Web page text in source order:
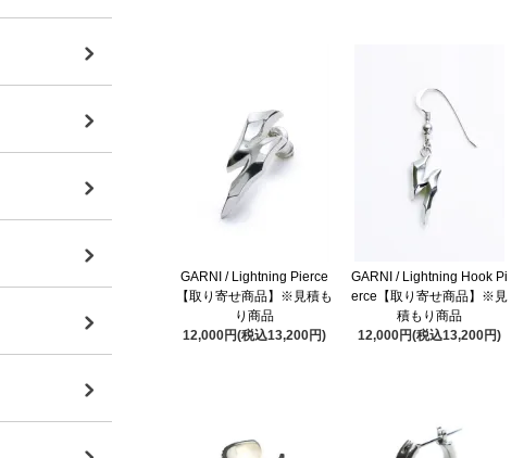
GARNI / Lightning Pierce
【取り寄せ商品】※見積も
り商品
12,000円(税込13,200円)
GARNI / Lightning Hook Pi
erce【取り寄せ商品】※見
積もり商品
12,000円(税込13,200円)